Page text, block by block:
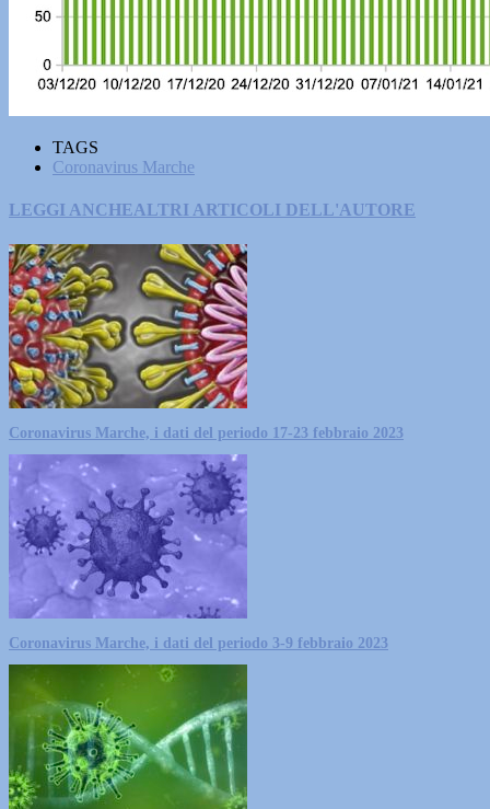
TAGS
Coronavirus Marche
LEGGI ANCHEALTRI ARTICOLI DELL'AUTORE
Coronavirus Marche, i dati del periodo 17-23 febbraio 2023
Coronavirus Marche, i dati del periodo 3-9 febbraio 2023